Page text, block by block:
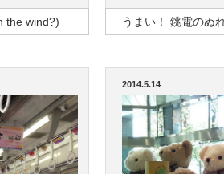
the wind?) うまい！ 銚電のぬ
2014.5.14